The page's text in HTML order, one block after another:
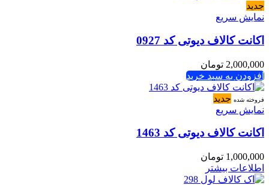
جدید
نمایش سریع
اکانت کالاف دیوتی کد 0927
2,000,000 تومان
افزودن به سبد خرید
فروخته شده جدید
نمایش سریع
اکانت کالاف دیوتی کد 1463
1,000,000 تومان
اطلاعات بیشتر